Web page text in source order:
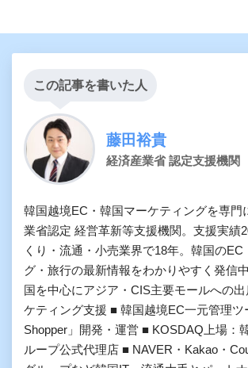
この記事を書いた人
藤田裕貴
経済産業省 認定支援機関
韓国越境EC・韓国マーケティングを専門
業省認定 経営革新等支援機関。支援実績
くり・流通・小売業界で18年。韓国のEC
グ・旅行の最新情報をわかりやすく発信
国を中心にアジア・CIS主要モールへの
ケティング支援 ■ 韓国越境EC一元管理ツ
Shopper」開発・運営 ■ KOSDAQ上場：
ループ公式代理店 ■ NAVER・Kakao・